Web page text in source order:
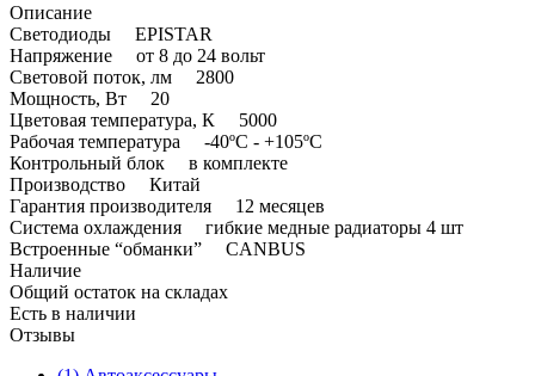
Описание
Светодиоды EPISTAR
Напряжение от 8 до 24 вольт
Световой поток, лм 2800
Мощность, Вт 20
Цветовая температура, К 5000
Рабочая температура -40ºС - +105ºС
Контрольный блок в комплекте
Производство Китай
Гарантия производителя 12 месяцев
Система охлаждения гибкие медные радиаторы 4 шт
Встроенные “обманки” CANBUS
Наличие
Общий остаток на складах
Есть в наличии
Отзывы